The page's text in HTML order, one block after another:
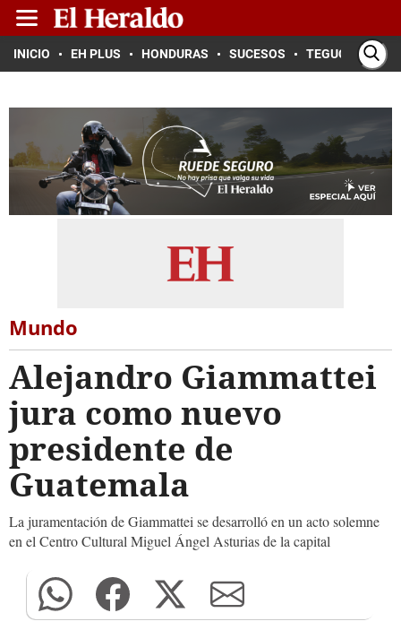
INICIO EH PLUS HONDURAS SUCESOS TEGUCIGALPA
Mundo
Alejandro Giammattei
jura como nuevo
presidente de
Guatemala
La juramentación de Giammattei se desarrolló en un acto solemne
en el Centro Cultural Miguel Ángel Asturias de la capital